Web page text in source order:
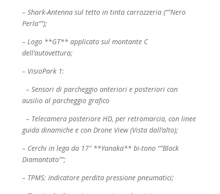
– Shark-Antenna sul tetto in tinta carrozzeria (“”Nero
Perla””);
– Logo **GT** applicato sul montante C
dell’autovettura;
– VisioPark 1:
– Sensori di parcheggio anteriori e posteriori con
ausilio al parcheggio grafico
– Telecamera posteriore HD, per retromarcia, con linee
guida dinamiche e con DroneView (Vista dall’alto);
– Cerchi in lega da 17″ **Yanaka** bi-tono “”Black
Diamantato””;
– TPMS: Indicatore perdita pressione pneumatici;